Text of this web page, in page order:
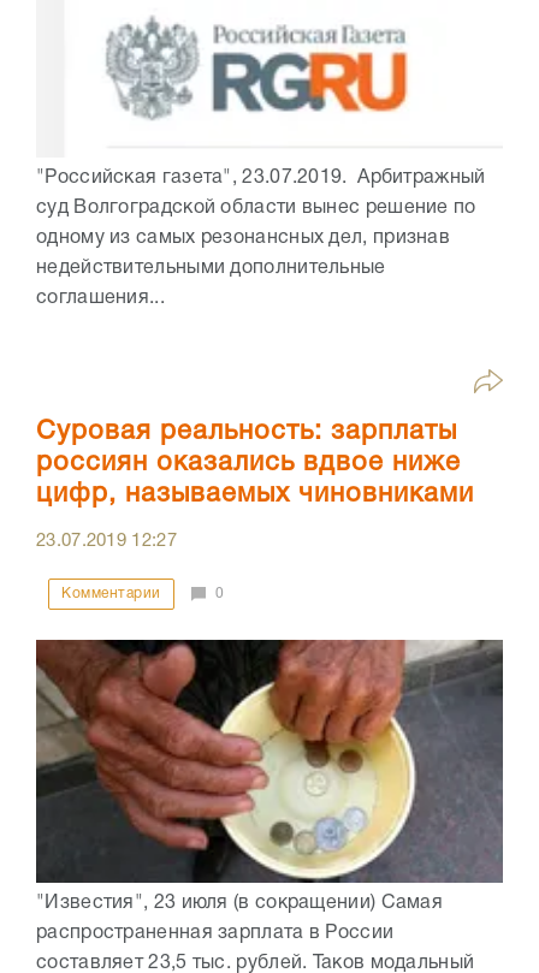
"Российская газета", 23.07.2019. Арбитражный
суд Волгоградской области вынес решение по
одному из самых резонансных дел, признав
недействительными дополнительные
соглашения...
Суровая реальность: зарплаты
россиян оказались вдвое ниже
цифр, называемых чиновниками
23.07.2019 12:27
Комментарии 0
"Известия", 23 июля (в сокращении) Самая
распространенная зарплата в России
составляет 23,5 тыс. рублей. Таков модальный